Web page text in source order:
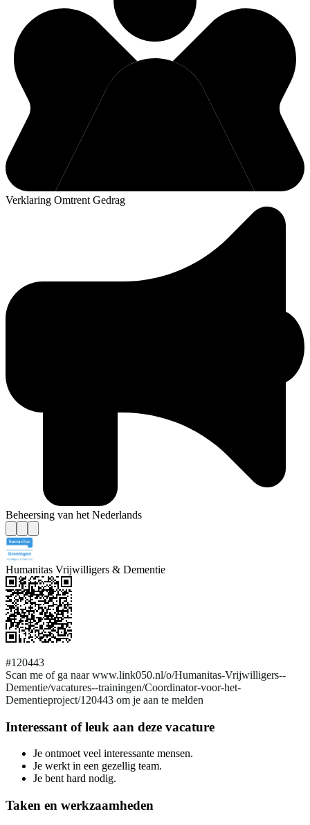
Verklaring Omtrent Gedrag
Beheersing van het Nederlands
Humanitas Vrijwilligers & Dementie
#120443
Scan me of ga naar www.link050.nl/o/Humanitas-Vrijwilligers--
Dementie/vacatures--trainingen/Coordinator-voor-het-
Dementieproject/120443 om je aan te melden
Interessant of leuk aan deze vacature
Je ontmoet veel interessante mensen.
Je werkt in een gezellig team.
Je bent hard nodig.
Taken en werkzaamheden